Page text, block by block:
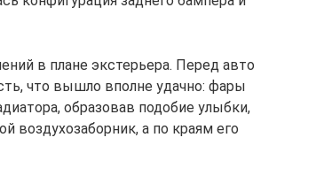
в плане экстерьера. Перед авто
что вышло вполне удачно: фары
образовав подобие улыбки,
воздухозаборник, а по краям его